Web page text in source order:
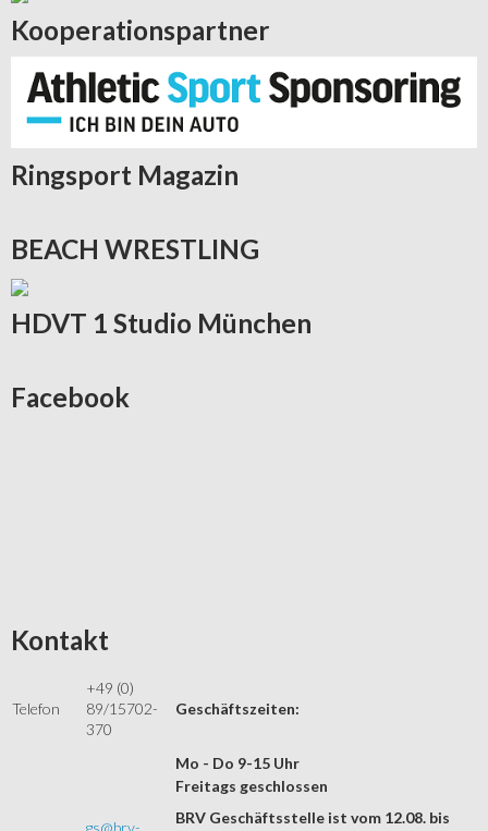
Kooperationspartner
Ringsport Magazin
BEACH WRESTLING
HDVT 1 Studio München
Facebook
Kontakt
Telefon
+49 (0)
89/15702-
370
Geschäftszeiten:
Mo - Do 9-15 Uhr
gs@brv-
Freitags geschlossen
BRV Geschäftsstelle ist vom 12.08. bis